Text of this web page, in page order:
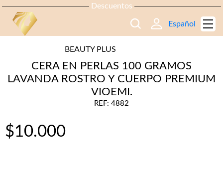
Descuentos
Español
BEAUTY PLUS
CERA EN PERLAS 100 GRAMOS
LAVANDA ROSTRO Y CUERPO PREMIUM
VIOEMI.
REF: 4882
$10.000